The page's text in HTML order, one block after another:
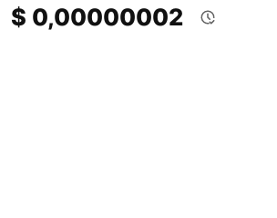
$ 0,00000002